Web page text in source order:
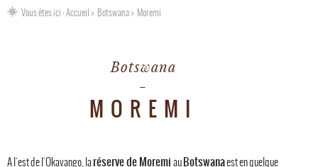
Vous êtes ici :Accueil Botswana Moremi
Botswana
MOREMI
A l'est de l'Okavango, laréserve de Moremi auBotswanaest en quelque